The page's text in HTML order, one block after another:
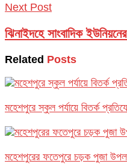
Next Post
ঝিনাইদহে সাংবাদিক
Related Posts
মহেশপুরে স্কুল পর্যায়ে বিতর্ক
মহেশপুরের ফতেপুরে চড়ক পুজা